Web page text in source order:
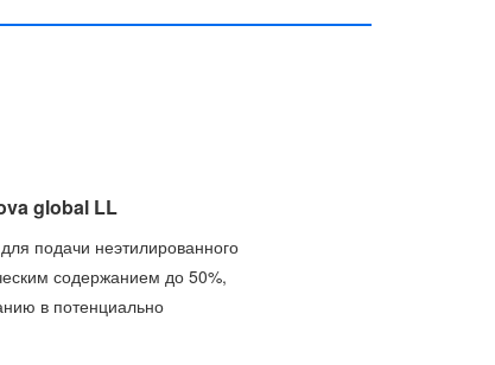
global LL
подачи неэтилированного
содержанием до 50%,
в потенциально